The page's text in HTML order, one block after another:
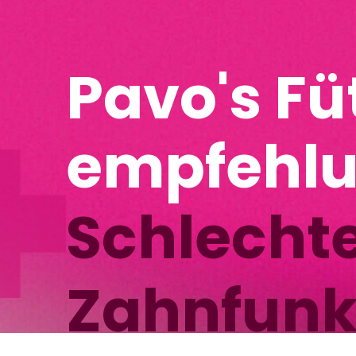
Pavo's
empfehlung
Schlechte
Zahnfunktion
Name des